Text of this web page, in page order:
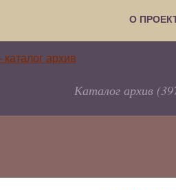
О
Каталог архив